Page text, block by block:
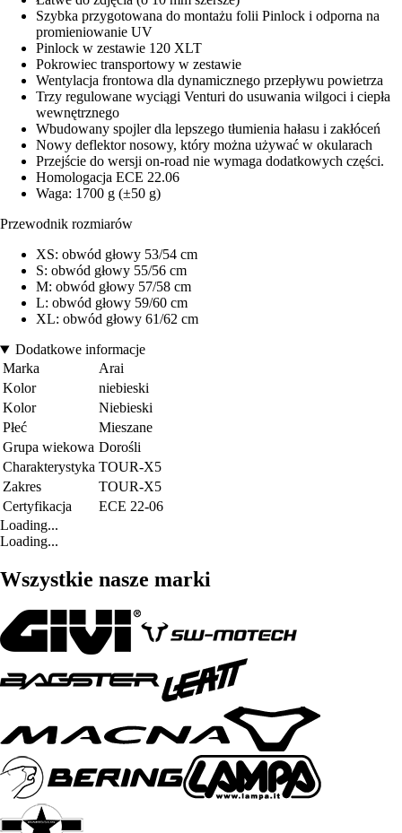
Szybka przygotowana do montażu folii Pinlock i odporna na
promieniowanie UV
Pinlock w zestawie 120 XLT
Pokrowiec transportowy w zestawie
Wentylacja frontowa dla dynamicznego przepływu powietrza
Trzy regulowane wyciągi Venturi do usuwania wilgoci i ciepła
wewnętrznego
Wbudowany spojler dla lepszego tłumienia hałasu i zakłóceń
Nowy deflektor nosowy, który można używać w okularach
Przejście do wersji on-road nie wymaga dodatkowych części.
Homologacja ECE 22.06
Waga: 1700 g (±50 g)
Przewodnik rozmiarów
XS: obwód głowy 53/54 cm
S: obwód głowy 55/56 cm
M: obwód głowy 57/58 cm
L: obwód głowy 59/60 cm
XL: obwód głowy 61/62 cm
Dodatkowe informacje
Marka
Arai
Kolor
niebieski
Kolor
Niebieski
Płeć
Mieszane
Grupa wiekowa Dorośli
Charakterystyka TOUR-X5
Zakres
TOUR-X5
Certyfikacja
ECE 22-06
Loading...
Loading...
Wszystkie nasze marki